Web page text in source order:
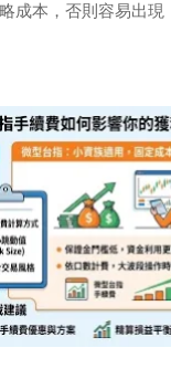
本，否則容易出現